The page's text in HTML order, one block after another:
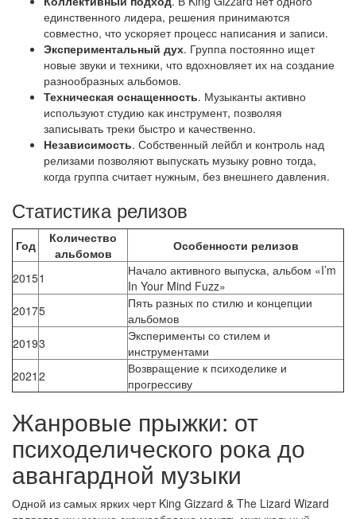
единственного лидера, решения принимаются
совместно, что ускоряет процесс написания и записи.
Экспериментальный дух. Группа постоянно ищет
новые звуки и техники, что вдохновляет их на создание
разнообразных альбомов.
Техническая оснащенность. Музыканты активно
используют студию как инструмент, позволяя
записывать треки быстро и качественно.
Независимость. Собственный лейбл и контроль над
релизами позволяют выпускать музыку ровно тогда,
когда группа считает нужным, без внешнего давления.
Статистика релизов
Год
Количество
альбомов
Особенности релизов
20151
Начало активного выпуска, альбом «I’m
In Your Mind Fuzz»
20175
Пять разных по стилю и концепции
альбомов
20193
Эксперименты со стилем и
инструментами
2021 2
Возвращение к психоделике и
прогрессиву
Жанровые прыжки: от
психоделического рока до
авангардной музыки
Одной из самых ярких черт King Gizzard & The Lizard Wizard